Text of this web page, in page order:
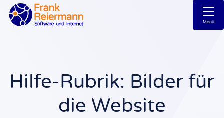
Menü
Hilfe-Rubrik: Bilder für
die Website